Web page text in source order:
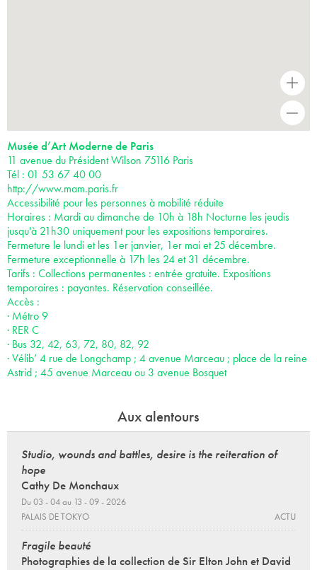
-
Musée d’Art Moderne de Paris
11 avenue du Président Wilson 75116 Paris
Tél : 01 53 67 40 00
http://www.mam.paris.fr
Accessibilité pour les personnes à mobilité réduite
Horaires : Mardi au dimanche de 10h à 18h Nocturne les jeudis
jusqu'à 21h30 uniquement pour les expositions temporaires.
Fermeture le lundi et les 1er janvier, 1er mai et 25 décembre.
Fermeture exceptionnelle à 17h les 24 et 31 décembre.
Tarifs : Collections permanentes : entrée gratuite. Expositions
temporaires : payantes. Réservation conseillée.
Accès :
· Métro 9
· RER C
· Bus 32, 42, 63, 72, 80, 82, 92
· Vélib’ 4 rue de Longchamp ; 4 avenue Marceau ; place de la reine
Astrid ; 45 avenue Marceau ou 3 avenue Bosquet
Aux alentours
Studio, wounds and battles, desire is the reiteration of
hope
Cathy De Monchaux
Du 03 - 04 au 13 - 09 - 2026
PALAIS DE TOKYO
ACTU
Fragile beauté
Photographies de la collection de Sir Elton John et David